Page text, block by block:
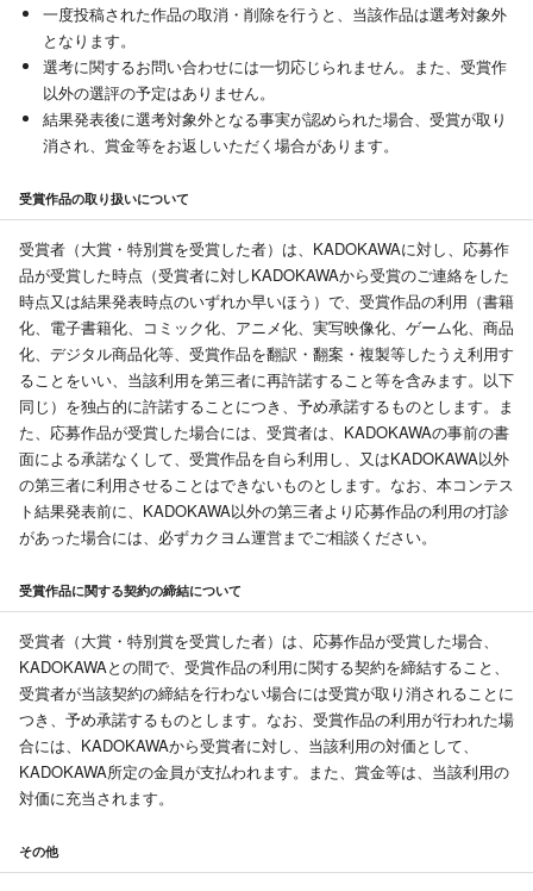
一度投稿された作品の取消・削除を行うと、当該作品は選考対象外
となります。
選考に関するお問い合わせには一切応じられません。また、受賞作
以外の選評の予定はありません。
結果発表後に選考対象外となる事実が認められた場合、受賞が取り
消され、賞金等をお返しいただく場合があります。
受賞作品の取り扱いについて
受賞者（大賞・特別賞を受賞した者）は、KADOKAWAに対し、応募作
品が受賞した時点（受賞者に対しKADOKAWAから受賞のご連絡をした
時点又は結果発表時点のいずれか早いほう）で、受賞作品の利用（書籍
化、電子書籍化、コミック化、アニメ化、実写映像化、ゲーム化、商品
化、デジタル商品化等、受賞作品を翻訳・翻案・複製等したうえ利用す
ることをいい、当該利用を第三者に再許諾すること等を含みます。以下
同じ）を独占的に許諾することにつき、予め承諾するものとします。ま
た、応募作品が受賞した場合には、受賞者は、KADOKAWAの事前の書
面による承諾なくして、受賞作品を自ら利用し、又はKADOKAWA以外
の第三者に利用させることはできないものとします。なお、本コンテス
ト結果発表前に、KADOKAWA以外の第三者より応募作品の利用の打診
があった場合には、必ずカクヨム運営までご相談ください。
受賞作品に関する契約の締結について
受賞者（大賞・特別賞を受賞した者）は、応募作品が受賞した場合、
KADOKAWAとの間で、受賞作品の利用に関する契約を締結すること、
受賞者が当該契約の締結を行わない場合には受賞が取り消されることに
つき、予め承諾するものとします。なお、受賞作品の利用が行われた場
合には、KADOKAWAから受賞者に対し、当該利用の対価として、
KADOKAWA所定の金員が支払われます。また、賞金等は、当該利用の
対価に充当されます。
その他